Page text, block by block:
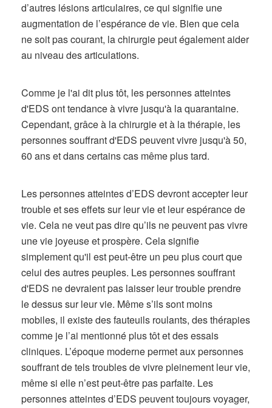
d’autres lésions articulaires, ce qui signifie une
augmentation de l’espérance de vie. Bien que cela
ne soit pas courant, la chirurgie peut également aider
au niveau des articulations.
Comme je l'ai dit plus tôt, les personnes atteintes
d'EDS ont tendance à vivre jusqu'à la quarantaine.
Cependant, grâce à la chirurgie et à la thérapie, les
personnes souffrant d'EDS peuvent vivre jusqu'à 50,
60 ans et dans certains cas même plus tard.
Les personnes atteintes d’EDS devront accepter leur
trouble et ses effets sur leur vie et leur espérance de
vie. Cela ne veut pas dire qu’ils ne peuvent pas vivre
une vie joyeuse et prospère. Cela signifie
simplement qu'il est peut-être un peu plus court que
celui des autres peuples. Les personnes souffrant
d'EDS ne devraient pas laisser leur trouble prendre
le dessus sur leur vie. Même s’ils sont moins
mobiles, il existe des fauteuils roulants, des thérapies
comme je l’ai mentionné plus tôt et des essais
cliniques. L’époque moderne permet aux personnes
souffrant de tels troubles de vivre pleinement leur vie,
même si elle n’est peut-être pas parfaite. Les
personnes atteintes d’EDS peuvent toujours voyager,